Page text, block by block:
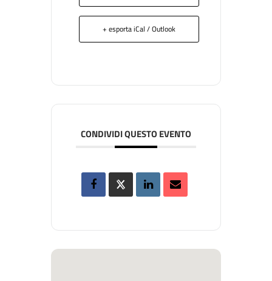
+ esporta iCal / Outlook
CONDIVIDI QUESTO EVENTO